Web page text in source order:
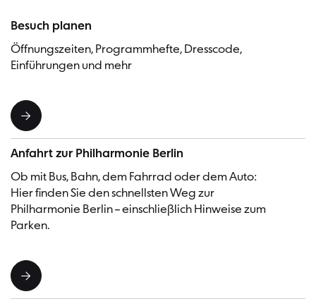
Besuch planen
Öffnungszeiten, Programmhefte, Dresscode,
Einführungen und mehr
Anfahrt zur Philharmonie Berlin
Ob mit Bus, Bahn, dem Fahrrad oder dem Auto:
Hier finden Sie den schnellsten Weg zur
Philharmonie Berlin – einschließlich Hinweise zum
Parken.